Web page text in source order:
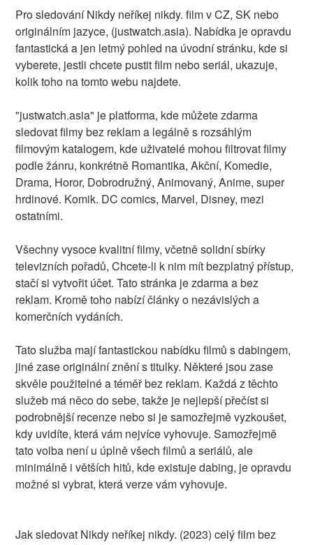
Pro sledování Nikdy neříkej nikdy. film v CZ, SK nebo
originálním jazyce, (justwatch.asia). Nabídka je opravdu
fantastická a jen letmý pohled na úvodní stránku, kde si
vyberete, jestli chcete pustit film nebo seriál, ukazuje,
kolik toho na tomto webu najdete.
"justwatch.asia" je platforma, kde můžete zdarma
sledovat filmy bez reklam a legálně s rozsáhlým
filmovým katalogem, kde uživatelé mohou filtrovat filmy
podle žánru, konkrétně Romantika, Akční, Komedie,
Drama, Horor, Dobrodružný, Animovaný, Anime, super
hrdinové. Komik. DC comics, Marvel, Disney, mezi
ostatními.
Všechny vysoce kvalitní filmy, včetně solidní sbírky
televizních pořadů, Chcete-li k nim mít bezplatný přístup,
stačí si vytvořit účet. Tato stránka je zdarma a bez
reklam. Kromě toho nabízí články o nezávislých a
komerčních vydáních.
Tato služba mají fantastickou nabídku filmů s dabingem,
jiné zase originální znění s titulky. Některé jsou zase
skvěle použitelné a téměř bez reklam. Každá z těchto
služeb má něco do sebe, takže je nejlepší přečíst si
podrobnější recenze nebo si je samozřejmě vyzkoušet,
kdy uvidíte, která vám nejvíce vyhovuje. Samozřejmě
tato volba není u úplně všech filmů a seriálů, ale
minimálně i větších hitů, kde existuje dabing, je opravdu
možné si vybrat, která verze vám vyhovuje.
Jak sledovat Nikdy neříkej nikdy. (2023) celý film bez